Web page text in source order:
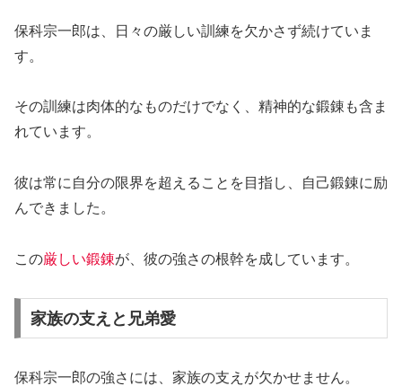
保科宗一郎は、日々の厳しい訓練を欠かさず続けていま
す。
その訓練は肉体的なものだけでなく、精神的な鍛錬も含ま
れています。
彼は常に自分の限界を超えることを目指し、自己鍛錬に励
んできました。
この厳しい鍛錬が、彼の強さの根幹を成しています。
家族の支えと兄弟愛
保科宗一郎の強さには、家族の支えが欠かせません。